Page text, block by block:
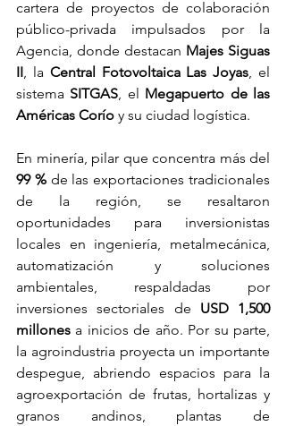
cartera de proyectos de colaboración
público-privada impulsados por la
Agencia, donde destacan Majes Siguas
II, la Central Fotovoltaica Las Joyas, el
sistema SITGAS, el Megapuerto de las
Américas Corío y su ciudad logística.
99 % de las exportaciones tradicionales
de la región, se resaltaron
oportunidades para inversionistas
locales en ingeniería, metalmecánica,
automatización y soluciones
ambientales, respaldadas por
inversiones sectoriales de USD 1,500
millones a inicios de año. Por su parte,
la agroindustria proyecta un importante
despegue, abriendo espacios para la
agroexportación de frutas, hortalizas y
granos andinos, plantas de